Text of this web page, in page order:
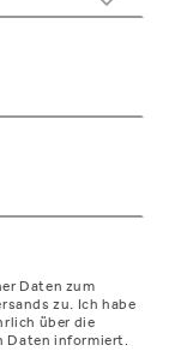
Daten zum
zu. Ich habe
über die
Daten informiert.